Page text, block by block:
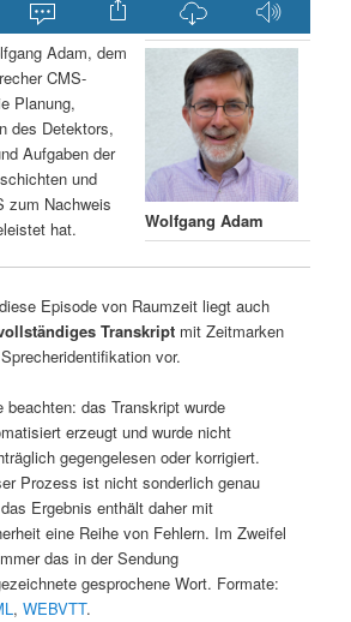
Wolfgang Adam
Adam, dem
CMS-
Planung,
des Detektors,
Aufgaben der
und
zum Nachweis
hat.
Episode von Raumzeit liegt auch
Transkriptmit Zeitmarken
vor.
beachten: das Transkript wurde
erzeugt und wurde nicht
gegengelesen oder korrigiert.
Prozess ist nicht sonderlich genau
Ergebnis enthält daher mit
eine Reihe von Fehlern. Im Zweifel
das in der Sendung
gesprochene Wort. Formate:
, WEBVTT.